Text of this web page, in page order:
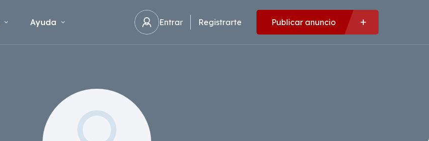
Ayuda Entrar Registrarte Publicar anuncio